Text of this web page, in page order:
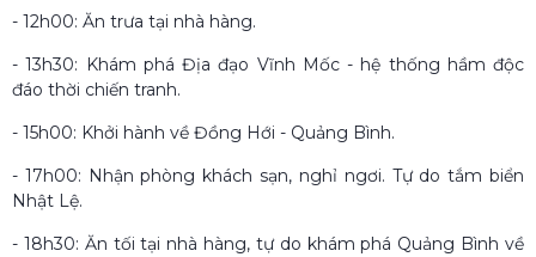
- 12h00: Ăn trưa tại nhà hàng.
- 13h30: Khám phá Địa đạo Vĩnh Mốc - hệ thống hầm độc
đáo thời chiến tranh.
- 15h00: Khởi hành về Đồng Hới - Quảng Bình.
- 17h00: Nhận phòng khách sạn, nghỉ ngơi. Tự do tắm biển
Nhật Lệ.
- 18h30: Ăn tối tại nhà hàng, tự do khám phá Quảng Bình về